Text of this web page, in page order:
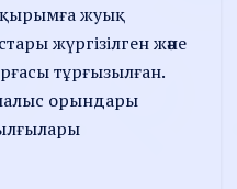
жуық
жүргізілген және
тұрғызылған.
орындары